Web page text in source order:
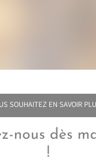
SOUHAITEZ EN SAVOIR
nous dès
!